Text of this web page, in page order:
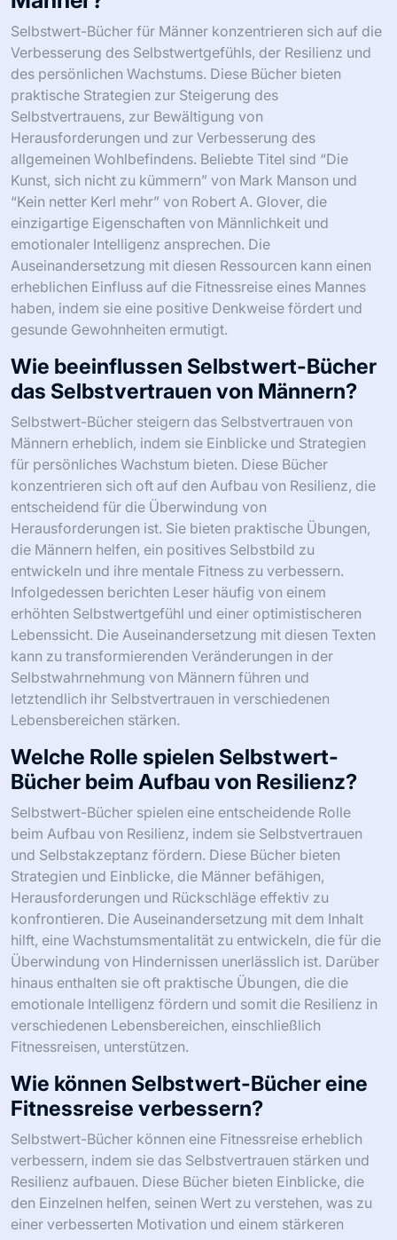
Selbstwert-Bücher für Männer konzentrieren sich auf die
Verbesserung des Selbstwertgefühls, der Resilienz und
des persönlichen Wachstums. Diese Bücher bieten
praktische Strategien zur Steigerung des
Selbstvertrauens, zur Bewältigung von
Herausforderungen und zur Verbesserung des
allgemeinen Wohlbefindens. Beliebte Titel sind “Die
Kunst, sich nicht zu kümmern” von Mark Manson und
“Kein netter Kerl mehr” von Robert A. Glover, die
einzigartige Eigenschaften von Männlichkeit und
emotionaler Intelligenz ansprechen. Die
Auseinandersetzung mit diesen Ressourcen kann einen
erheblichen Einfluss auf die Fitnessreise eines Mannes
haben, indem sie eine positive Denkweise fördert und
gesunde Gewohnheiten ermutigt.
Wie beeinflussen Selbstwert-Bücher
das Selbstvertrauen von Männern?
Selbstwert-Bücher steigern das Selbstvertrauen von
Männern erheblich, indem sie Einblicke und Strategien
für persönliches Wachstum bieten. Diese Bücher
konzentrieren sich oft auf den Aufbau von Resilienz, die
entscheidend für die Überwindung von
Herausforderungen ist. Sie bieten praktische Übungen,
die Männern helfen, ein positives Selbstbild zu
entwickeln und ihre mentale Fitness zu verbessern.
Infolgedessen berichten Leser häufig von einem
erhöhten Selbstwertgefühl und einer optimistischeren
Lebenssicht. Die Auseinandersetzung mit diesen Texten
kann zu transformierenden Veränderungen in der
Selbstwahrnehmung von Männern führen und
letztendlich ihr Selbstvertrauen in verschiedenen
Lebensbereichen stärken.
Welche Rolle spielen Selbstwert-
Bücher beim Aufbau von Resilienz?
Selbstwert-Bücher spielen eine entscheidende Rolle
beim Aufbau von Resilienz, indem sie Selbstvertrauen
und Selbstakzeptanz fördern. Diese Bücher bieten
Strategien und Einblicke, die Männer befähigen,
Herausforderungen und Rückschläge effektiv zu
konfrontieren. Die Auseinandersetzung mit dem Inhalt
hilft, eine Wachstumsmentalität zu entwickeln, die für die
Überwindung von Hindernissen unerlässlich ist. Darüber
hinaus enthalten sie oft praktische Übungen, die die
emotionale Intelligenz fördern und somit die Resilienz in
verschiedenen Lebensbereichen, einschließlich
Fitnessreisen, unterstützen.
Wie können Selbstwert-Bücher eine
Fitnessreise verbessern?
Selbstwert-Bücher können eine Fitnessreise erheblich
verbessern, indem sie das Selbstvertrauen stärken und
Resilienz aufbauen. Diese Bücher bieten Einblicke, die
den Einzelnen helfen, seinen Wert zu verstehen, was zu
einer verbesserten Motivation und einem stärkeren